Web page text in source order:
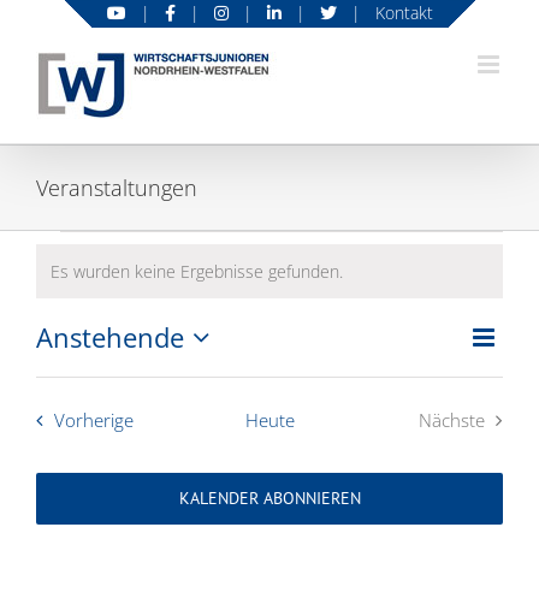
springen
| | | | | Kontakt
Veranstaltungen
Veranstaltungen
Hinweis
Es wurden keine Ergebnisse gefunden.
Liste
Anstehende
Datum
VorherigeVeranstaltungenHeute
Nächste
KALENDER ABONNIEREN